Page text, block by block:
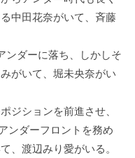
中田花奈がいて、斉藤
ダーに落ち、しかしそ
がいて、堀未央奈がい
ジションを前進させ、
ンダーフロントを務め
、渡辺みり愛がいる。